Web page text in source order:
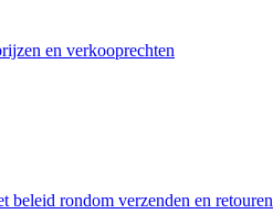
en verkooprechten
beleid rondom verzenden en retouren